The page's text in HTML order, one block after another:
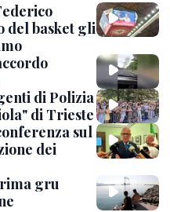
del basket gli
di Polizia
di Trieste
sul
dei
gru